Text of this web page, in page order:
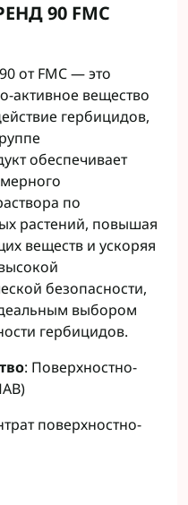
90 FMC
от FMC — это
активное вещество
гербицидов,
обеспечивает
по
растений, повышая
веществ и ускоряя
безопасности,
выбором
гербицидов.
: Поверхностно-
поверхностно-